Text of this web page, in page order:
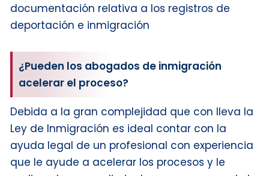
documentación relativa a los registros de
deportación e inmigración
¿Pueden los abogados de inmigración
acelerar el proceso?
Debida a la gran complejidad que con lleva la
Ley de Inmigración es ideal contar con la
ayuda legal de un profesional con experiencia
que le ayude a acelerar los procesos y le